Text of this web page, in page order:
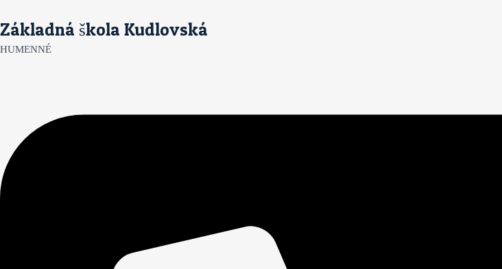
na
obsah
Základná škola Kudlovská
HUMENNÉ
Okresné